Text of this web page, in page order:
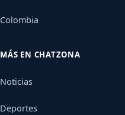
Colombia
MÁS EN CHATZONA
Noticias
Deportes